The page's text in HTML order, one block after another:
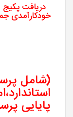
دریافت پکیج
خودکارآمدی
(شامل
پایایی